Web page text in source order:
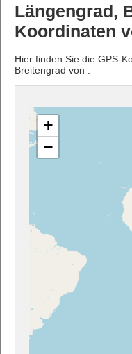
Längengrad,
Koordinaten
Hier finden Sie die GPS-
Breitengrad von .
+
−